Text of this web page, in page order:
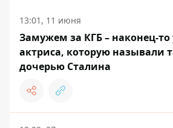
13:01, 11 июня
Замужем за КГБ – наконец-то
актриса, которую называли
дочерью Сталина